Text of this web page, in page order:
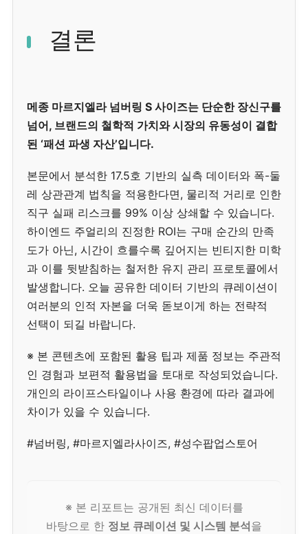
결론
메종 마르지엘라 넘버링 S 사이즈는 단순한 장신구를
넘어, 브랜드의 철학적 가치와 시장의 유동성이 결합
된 ‘패션 파생 자산’입니다.
본문에서 분석한 17.5호 기반의 실측 데이터와 폭-둘
레 상관관계 법칙을 적용한다면, 물리적 거리로 인한
직구 실패 리스크를 99% 이상 상쇄할 수 있습니다.
하이엔드 주얼리의 진정한 ROI는 구매 순간의 만족
도가 아닌, 시간이 흐를수록 깊어지는 빈티지한 미학
과 이를 뒷받침하는 철저한 유지 관리 프로토콜에서
발생합니다. 오늘 공유한 데이터 기반의 큐레이션이
여러분의 인적 자본을 더욱 돋보이게 하는 전략적
선택이 되길 바랍니다.
※ 본 콘텐츠에 포함된 활용 팁과 제품 정보는 주관적
인 경험과 보편적 활용법을 토대로 작성되었습니다.
개인의 라이프스타일이나 사용 환경에 따라 결과에
차이가 있을 수 있습니다.
#넘버링, #마르지엘라사이즈, #성수팝업스토어
※ 본 리포트는 공개된 최신 데이터를
바탕으로 한 정보 큐레이션 및 시스템 분석을